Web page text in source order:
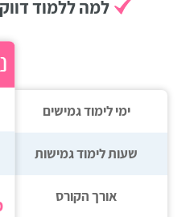
למה ללמוד
ימי לימוד גמישים
שעות לימוד גמישות
אורך הקורס